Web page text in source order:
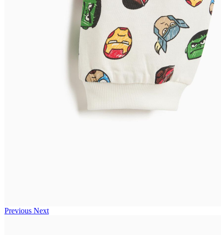
Previous Next